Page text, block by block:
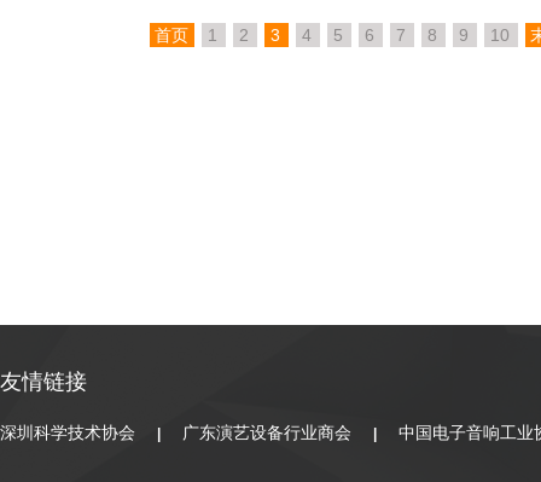
首页 1 2 3 4 5 6 7 8 9 10
友情链接
深圳科学技术协会 广东演艺设备行业商会 中国电子音响工业